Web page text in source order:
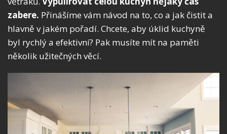
zabere. Přinášíme vám návod na to, co a jak čistit a
hlavně v jakém pořadí. Chcete, aby úklid kuchyně
byl rychlý a efektivní? Pak musíte mít na paměti
několik užitečných věcí.